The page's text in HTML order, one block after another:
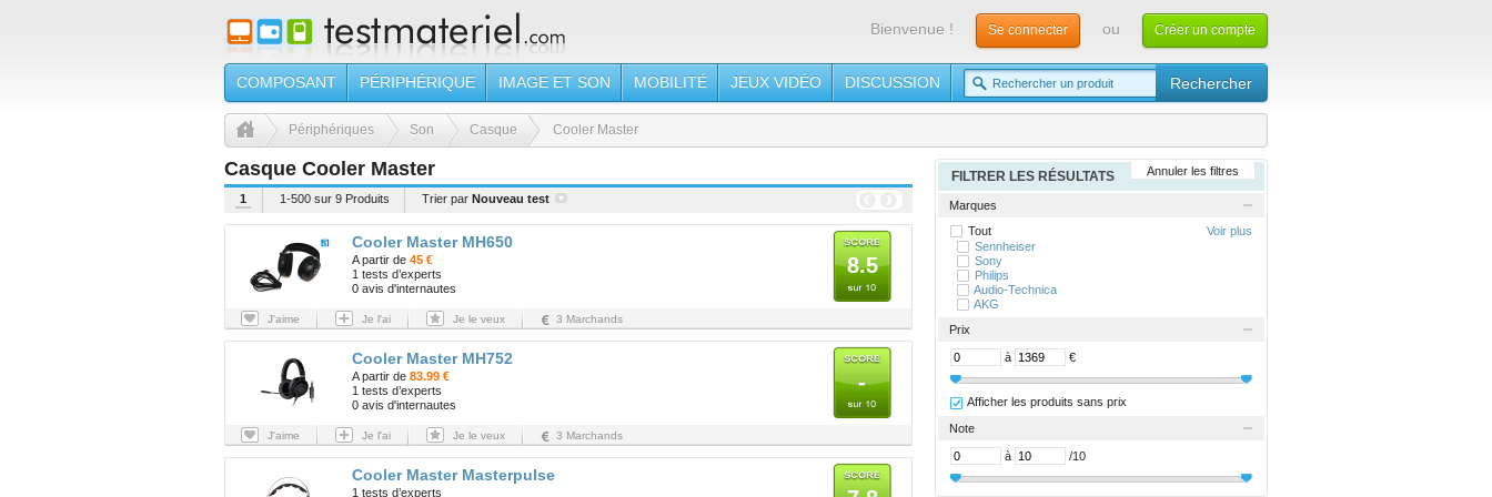
Bienvenue ! Se connecter ou Créer un compte
COMPOSANT PÉRIPHÉRIQUE IMAGE ET SON MOBILITÉ JEUX VIDÉO DISCUSSION
Périphériques Son Casque Cooler Master
Casque Cooler Master
1 1-500 sur 9 Produits Trier par Nouveau test
Cooler Master MH650
A partir de 45 €
1 tests d’experts
0 avis d'internautes
8.5
J'aime Je l'ai Je le veux 3 Marchands
Cooler Master MH752
A partir de 83.99 €
1 tests d’experts
0 avis d'internautes
-
J'aime Je l'ai Je le veux 3 Marchands
Cooler Master Masterpulse
1 tests d’experts
FILTRER LES RÉSULTATS Annuler les filtres
Marques
Tout
Voir plus
Sennheiser
Sony
Philips
Audio-Technica
AKG
Prix
à €
Afficher les produits sans prix
Note
à /10